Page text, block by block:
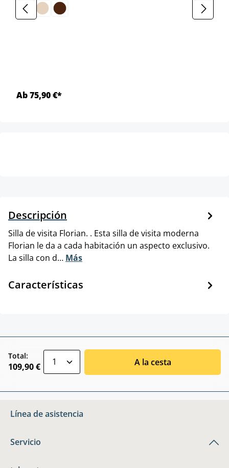
Ab 75,90 €*
Descripción
Silla de visita Florian. . Esta silla de visita moderna
Florian le da a cada habitación un aspecto exclusivo.
La silla con d… Más
Características
Total:
109,90 € A la cesta
Línea de asistencia
Servicio